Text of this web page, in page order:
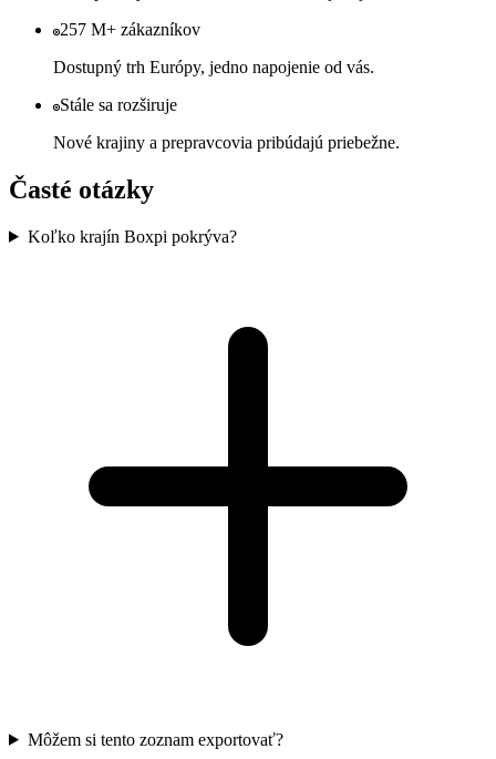
257 M+ zákazníkov
Dostupný trh Európy, jedno napojenie od vás.
Stále sa rozširuje
Nové krajiny a prepravcovia pribúdajú priebežne.
Časté otázky
Koľko krajín Boxpi pokrýva?
Môžem si tento zoznam exportovať?